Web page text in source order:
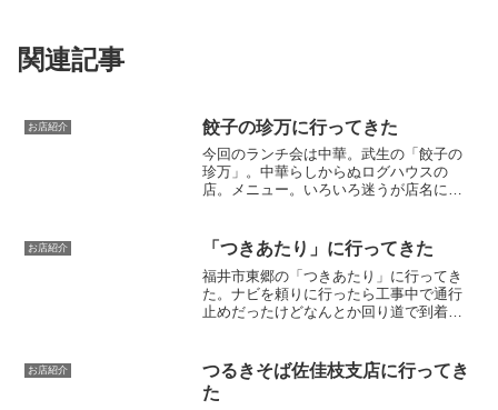
関連記事
お店紹介 餃子の珍万に行ってきた
今回のランチ会は中華。武生の「餃子の
珍万」。中華らしからぬログハウスの
店。メニュー。いろいろ迷うが店名に
みたいなのでボクは五目ラーメンにして
みた。トールくんは黒板のラン...
お店紹介 「つきあたり」に行ってきた
福井市東郷の「つきあたり」に行ってき
た。ナビを頼りに行ったら工事中で通行
止めだったけどなんとか回り道で到着。
のに駐車場に車いっぱい停まってるし。
店内に入ると女性の客でいっ...
お店紹介
つるきそば佐佳枝支店に行ってき
た